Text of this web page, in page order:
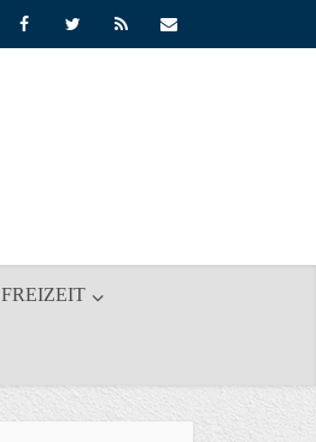
FREIZEIT